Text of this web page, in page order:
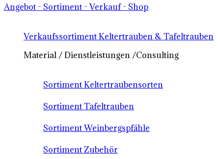
Angebot - Sortiment - Verkauf - Shop
Verkaufssortiment Keltertrauben & Tafeltrauben
Material / Dienstleistungen /Consulting
Sortiment Keltertraubensorten
Sortiment Tafeltrauben
Sortiment Weinbergspfähle
Sortiment Zubehör